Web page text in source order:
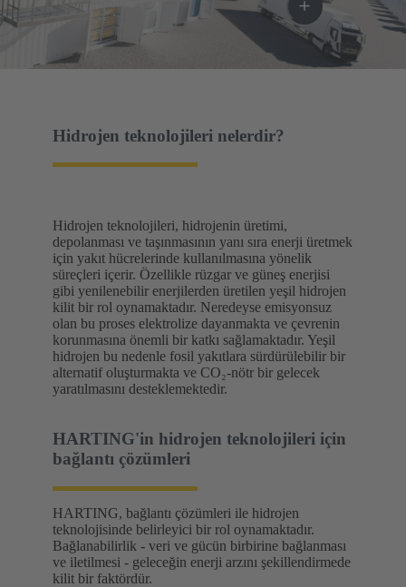
Hidrojen teknolojileri nelerdir?
Hidrojen teknolojileri, hidrojenin üretimi,
depolanması ve taşınmasının yanı sıra enerji üretmek
için yakıt hücrelerinde kullanılmasına yönelik
süreçleri içerir. Özellikle rüzgar ve güneş enerjisi
gibi yenilenebilir enerjilerden üretilen yeşil hidrojen
kilit bir rol oynamaktadır. Neredeyse emisyonsuz
olan bu proses elektrolize dayanmakta ve çevrenin
korunmasına önemli bir katkı sağlamaktadır. Yeşil
hidrojen bu nedenle fosil yakıtlara sürdürülebilir bir
alternatif oluşturmakta ve CO₂-nötr bir gelecek
yaratılmasını desteklemektedir.
HARTING'in hidrojen teknolojileri için
bağlantı çözümleri
HARTING, bağlantı çözümleri ile hidrojen
teknolojisinde belirleyici bir rol oynamaktadır.
Bağlanabilirlik - veri ve gücün birbirine bağlanması
ve iletilmesi - geleceğin enerji arzını şekillendirmede
kilit bir faktördür.